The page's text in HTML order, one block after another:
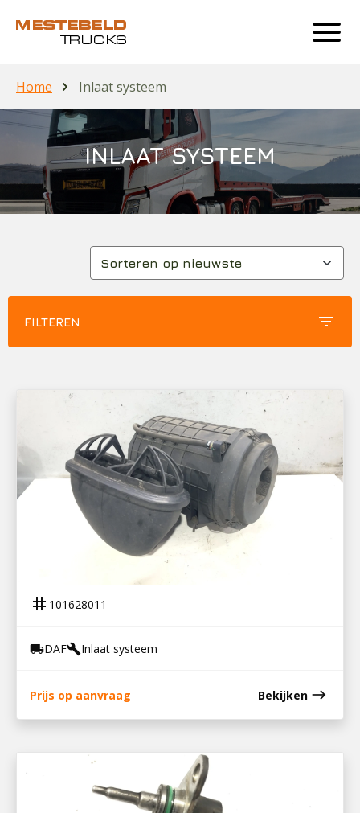
Home Inlaat systeem
INLAAT SYSTEEM
FILTEREN filter_list
LUCHTFILTERHUIS XF EURO6
tag 101628011
local_shippingDAFbuildInlaat systeem
Prijs op aanvraag Bekijken east